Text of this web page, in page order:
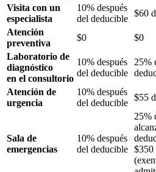
Visita con un
especialista
10% después
del deducible
$60
Atención
preventiva
$0 $0
Laboratorio de
diagnóstico
en el consultorio
10% después
del deducible
25%
Atención de
urgencia
10% después
del deducible
$55
Sala de
emergencias
10% después
del deducible
25%
$350